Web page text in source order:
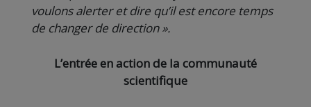
voulons alerter et dire qu’il est encore temps
de changer de direction ».
L’entrée en action de la communauté
scientifique